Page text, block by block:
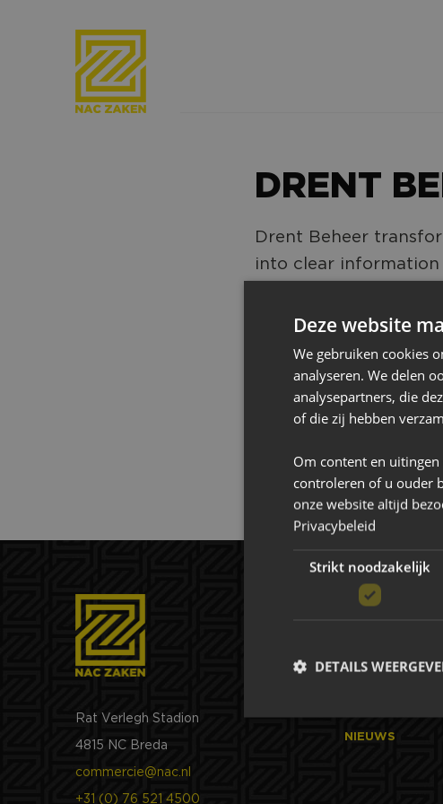
DRENT
Drent Beheer
into clear
solutions.
Rat Verlegh Stadion
4815 NC Breda
commercie@nac.nl
+31 (0) 76 521 4500
NIEUWS
Deze website
We gebruiken cookies
analyseren. We delen
analysepartners, die
of die zij hebben
Om content en
controleren of u ouder
onze website altijd
Privacybeleid
Strikt noodzakelijk
DETAILS